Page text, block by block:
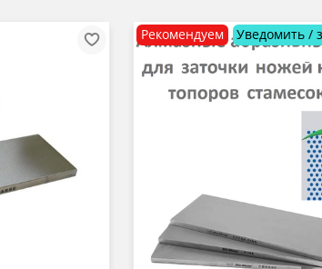
Рекомендуем Уведомить /